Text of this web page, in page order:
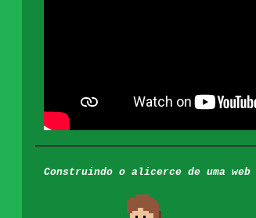
Construindo o alicerce de uma